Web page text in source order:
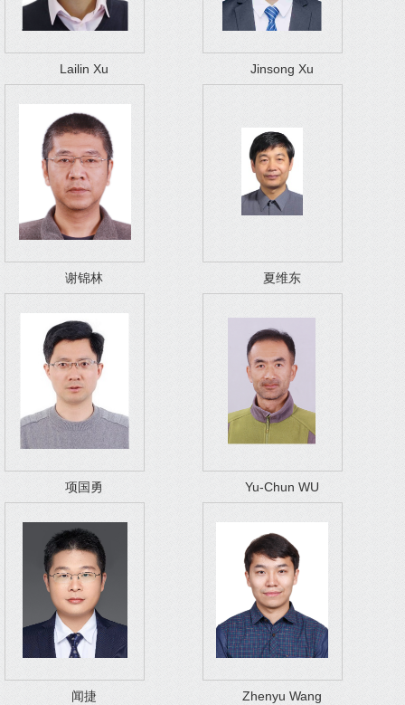
Lailin Xu Jinsong Xu
谢锦林 夏维东
项国勇 Yu-Chun WU
闻捷 Zhenyu Wang